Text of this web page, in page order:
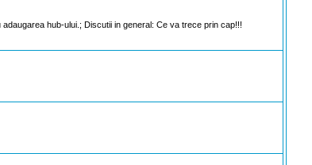
hub-ului.; Discutii in general: Ce va trece prin cap!!!